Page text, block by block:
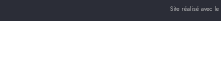
Site réalisé avec le